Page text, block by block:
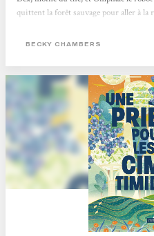
quittent la forêt sauvage pour aller à la
humain·es ont-iels besoin ?” Le
BECKY CHAMBERS